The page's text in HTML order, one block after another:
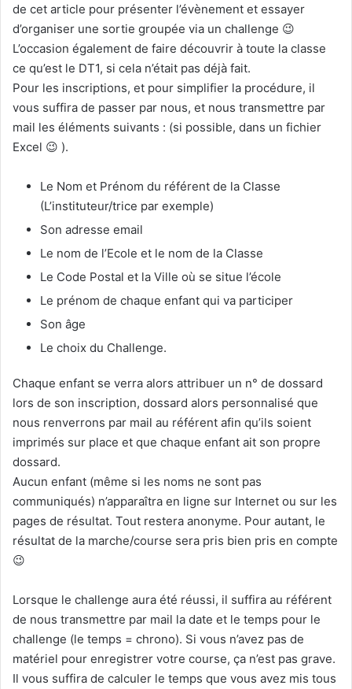
de cet article pour présenter l’évènement et essayer
d’organiser une sortie groupée via un challenge 😉
L’occasion également de faire découvrir à toute la classe
ce qu’est le DT1, si cela n’était pas déjà fait.
Pour les inscriptions, et pour simplifier la procédure, il
vous suffira de passer par nous, et nous transmettre par
mail les éléments suivants : (si possible, dans un fichier
Excel 😉 ).
Le Nom et Prénom du référent de la Classe
(L’instituteur/trice par exemple)
Son adresse email
Le nom de l’Ecole et le nom de la Classe
Le Code Postal et la Ville où se situe l’école
Le prénom de chaque enfant qui va participer
Son âge
Le choix du Challenge.
Chaque enfant se verra alors attribuer un n° de dossard
lors de son inscription, dossard alors personnalisé que
nous renverrons par mail au référent afin qu’ils soient
imprimés sur place et que chaque enfant ait son propre
dossard.
Aucun enfant (même si les noms ne sont pas
communiqués) n’apparaîtra en ligne sur Internet ou sur les
pages de résultat. Tout restera anonyme. Pour autant, le
résultat de la marche/course sera pris bien pris en compte
😉
Lorsque le challenge aura été réussi, il suffira au référent
de nous transmettre par mail la date et le temps pour le
challenge (le temps = chrono). Si vous n’avez pas de
matériel pour enregistrer votre course, ça n’est pas grave.
Il vous suffira de calculer le temps que vous avez mis tous